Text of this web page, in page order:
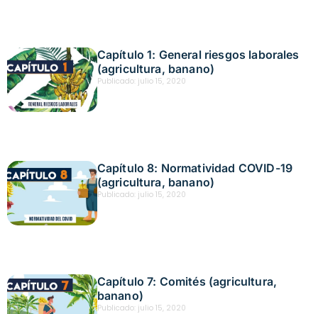
Capítulo 1: General riesgos laborales
(agricultura, banano)
Publicado: julio 15, 2020
Capítulo 8: Normatividad COVID-19
(agricultura, banano)
Publicado: julio 15, 2020
Capítulo 7: Comités (agricultura,
banano)
Publicado: julio 15, 2020